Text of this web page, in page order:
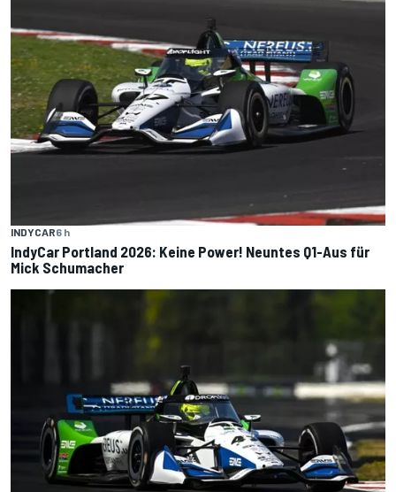
INDYCAR6 h
IndyCar Portland 2026: Keine Power! Neuntes Q1-Aus für
Mick Schumacher